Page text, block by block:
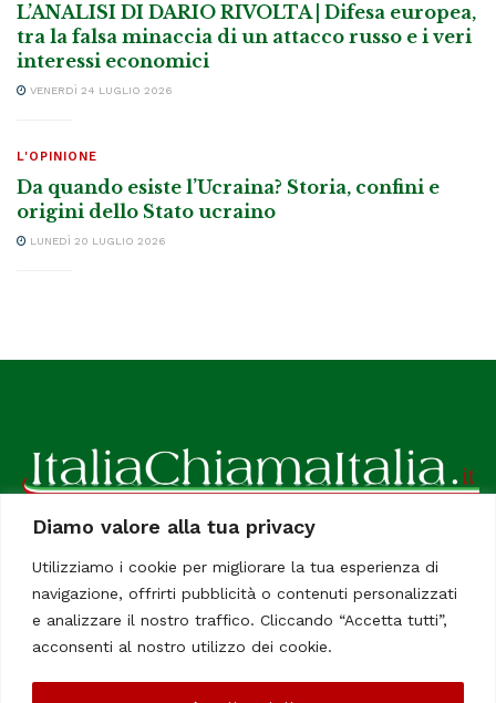
Diamo valore alla tua privacy
Utilizziamo i cookie per migliorare la tua esperienza di
navigazione, offrirti pubblicità o contenuti personalizzati
e analizzare il nostro traffico. Cliccando “Accetta tutti”,
acconsenti al nostro utilizzo dei cookie.
L’ANALISI DI DARIO RIVOLTA | Difesa europea,
tra la falsa minaccia di un attacco russo e i veri
interessi economici
VENERDÌ 24 LUGLIO 2026
L'OPINIONE
Da quando esiste l’Ucraina? Storia, confini e
origini dello Stato ucraino
LUNEDÌ 20 LUGLIO 2026
ItaliaChiamaItalia, il TUO quotidiano online preferito.
Dedicato in particolare a tutti gli italiani residenti all'estero.
Tutti i diritti sono riservati. Quotidiano online indipendente